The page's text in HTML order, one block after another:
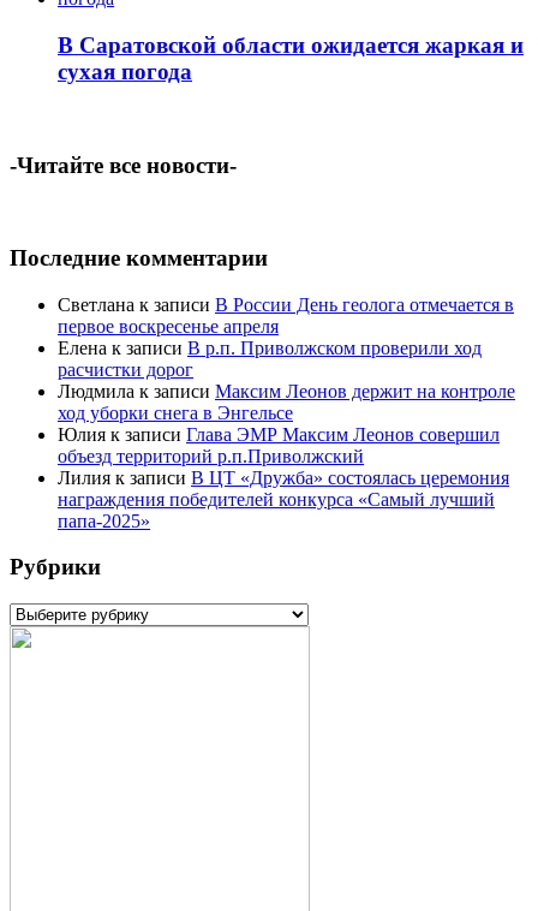
В Саратовской области ожидается жаркая и
сухая погода
-Читайте все новости-
Последние комментарии
Светлана к записи В России День геолога отмечается в
первое воскресенье апреля
Елена к записи В р.п. Приволжском проверили ход
расчистки дорог
Людмила к записи Максим Леонов держит на контроле
ход уборки снега в Энгельсе
Юлия к записи Глава ЭМР Максим Леонов совершил
объезд территорий р.п.Приволжский
Лилия к записи В ЦТ «Дружба» состоялась церемония
награждения победителей конкурса «Самый лучший
папа-2025»
Рубрики
Рубрики